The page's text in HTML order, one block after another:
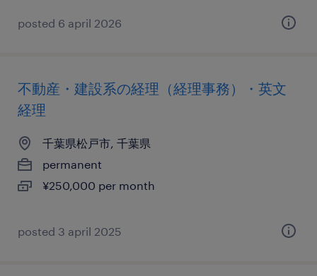
posted 6 april 2026
不動産・建設系の経理（経理事務）・英文
経理
千葉県松戸市, 千葉県
permanent
¥250,000 per month
posted 3 april 2025